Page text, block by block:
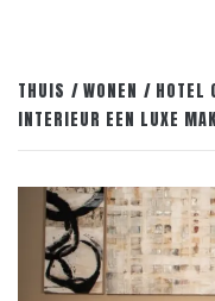
THUIS WONEN
HOTEL
INTERIEUR EEN LUXE